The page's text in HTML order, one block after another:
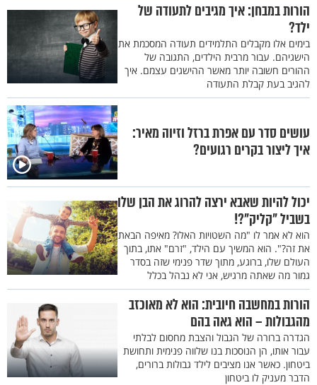
הורות במבחן: איך מגיבים לתעודה של
ילד?
בימים אלו מקבלים התלמידים תעודה המסכמת את
הישגיהם. עבור מרבית הילדים, התגובה של
ההורים חשובה יותר מאשר ההישגים עצמם. איך
להגיב בעת קבלת התעודה
עושים סדר עם אפרת ברזל וזיוה מאיר:
איך ליצור בקרים רגועים?
יכול להיות שאבא ירצה להרוג את הבן שלו
בשביל "קליק"?!
הוא לא אמר לו "מה השטויות האלו? מאיפה הבאת
את זה?". הוא המשיך עם הילד, "זרם" אתו, בתוך
העולם שלו, ברוגע, מתוך שדר פנימי שזה בסדר
גמור מה שאתה מרגיש, אני לא נבהל בכלל
הורות במחשבה חיובית: הוא לא מאוכזב
מהגבולות – הוא גאה בהם
הגדרה ברורה של הגבול והצבת מחסום לבלתי
עבור אותו, הן הנוסכות בנו שלווה פנימית ותחושת
ביטחון. כאשר אנו מציבים לילד גבולות ברורים,
הדבר מעניק לו ביטחון